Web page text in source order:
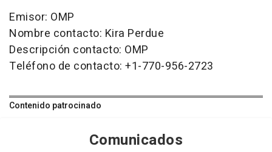
Emisor: OMP
Nombre contacto: Kira Perdue
Descripción contacto: OMP
Teléfono de contacto: +1-770-956-2723
Contenido patrocinado
Comunicados